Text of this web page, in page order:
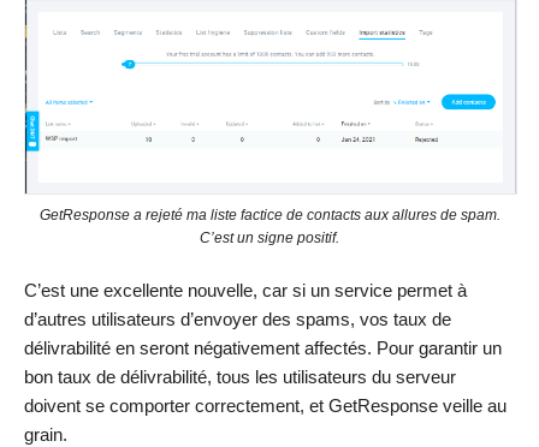
GetResponse a rejeté ma liste factice de contacts aux allures de spam.
C’est un signe positif.
C’est une excellente nouvelle, car si un service permet à
d’autres utilisateurs d’envoyer des spams, vos taux de
délivrabilité en seront négativement affectés. Pour garantir un
bon taux de délivrabilité, tous les utilisateurs du serveur
doivent se comporter correctement, et GetResponse veille au
grain.